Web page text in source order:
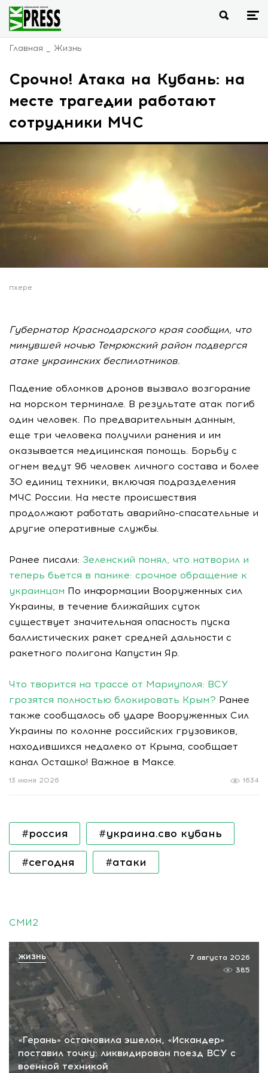
Главная Жизнь
Срочно! Атака на Кубань: на
месте трагедии работают
сотрудники МЧС
пхере
Губернатор Краснодарского края сообщил, что
минувшей ночью Темрюкский район подвергся
атаке украинских беспилотников.
Падение обломков дронов вызвало возгорание
на морском терминале. В результате атак погиб
один человек. По предварительным данным,
еще три человека получили ранения и им
оказывается медицинская помощь. Борьбу с
огнем ведут 96 человек личного состава и более
30 единиц техники, включая подразделения
МЧС России. На месте происшествия
продолжают работать аварийно-спасательные и
другие оперативные службы.
Ранее писали: Зеленский понял, что натворил и
теперь бьется в панике: срочное обращение к
украинцам По информации Вооруженных сил
Украины, в течение ближайших суток
существует значительная опасность пуска
баллистических ракет средней дальности с
ракетного полигона Капустин Яр.
Что творится на трассе от Мариуполя: ВСУ
грозятся полностью блокировать Крым? Ранее
также сообщалось об ударе Вооруженных Сил
Украины по колонне российских грузовиков,
находившихся недалеко от Крыма, сообщает
канал Осташко! Важное в Максе.
1634
13 июня 2026
#россия #украина.сво кубань
#сегодня #атаки
СМИ2
«Герань» остановила эшелон, «Искандер»
поставил точку: ликвидирован поезд ВСУ с
военной техникой
7 августа 2026
385
ЖИЗНЬ